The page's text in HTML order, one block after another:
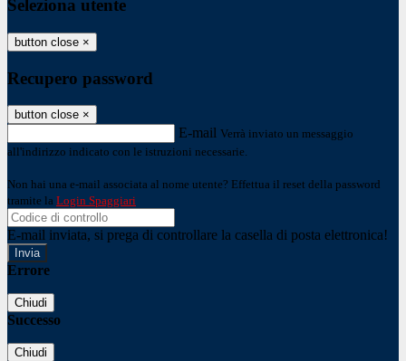
Seleziona utente
button close ×
Recupero password
button close ×
E-mail Verrà inviato un messaggio
all'indirizzo indicato con le istruzioni necessarie.
Non hai una e-mail associata al nome utente? Effettua il reset della password
tramite la Login Spaggiari
E-mail inviata, si prega di controllare la casella di posta elettronica!
Errore
Chiudi
Successo
Chiudi